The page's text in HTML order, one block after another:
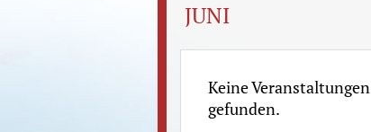
JUNI
Keine Veranstaltungen
gefunden.